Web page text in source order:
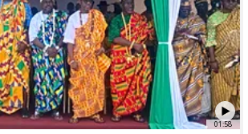
01:58